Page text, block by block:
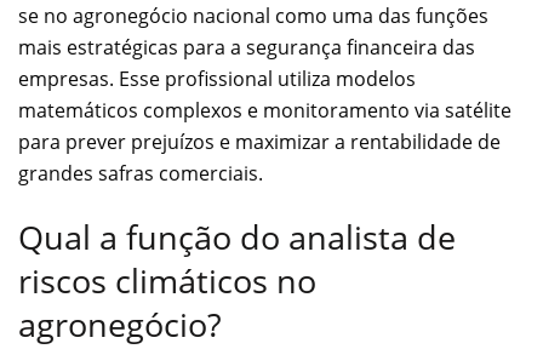
se no agronegócio nacional como uma das funções
mais estratégicas para a segurança financeira das
empresas. Esse profissional utiliza modelos
matemáticos complexos e monitoramento via satélite
para prever prejuízos e maximizar a rentabilidade de
grandes safras comerciais.
Qual a função do analista de
riscos climáticos no
agronegócio?